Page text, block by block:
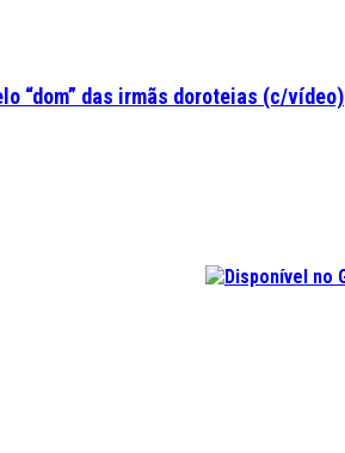
“dom” das irmãs doroteias (c/vídeo)